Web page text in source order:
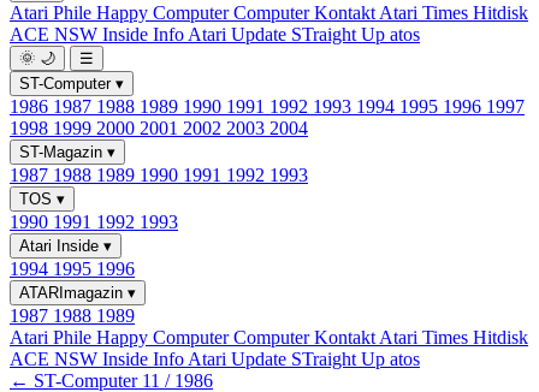
Atari Phile Happy ComputerComputer Kontakt Atari Times Hitdisk
ACE NSW Inside Info Atari Update STraight Up atos
🌞 🌙
☰
ST-Computer ▾
1986 1987 1988 1989 1990 1991 1992 1993 1994 1995 1996 1997
1998 1999 2000 2001 2002 2003 2004
ST-Magazin ▾
1987 1988 1989 1990 1991 1992 1993
TOS ▾
1990 1991 1992 1993
Atari Inside ▾
1994 1995 1996
ATARImagazin ▾
1987 1988 1989
Atari Phile Happy ComputerComputer Kontakt Atari Times Hitdisk
ACE NSW Inside Info Atari Update STraight Up atos
← ST-Computer 11 / 1986